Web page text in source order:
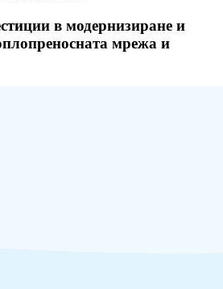
в модернизиране и
мрежа и